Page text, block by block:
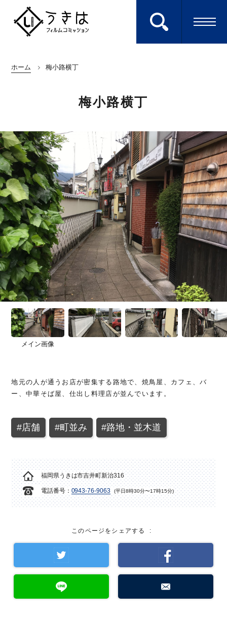
ロケ地を検索する
エキストラに参加
Extra
ホーム HOME
うきはFCとは ABOUT
エキストラ登録 EXTRA
エキストラ要請 REQUEST
お問い合わせ CONTACT
ホーム 梅小路横丁
梅小路横丁
メイン画像
地元の人が通うお店が密集する路地で、焼鳥屋、カフェ、バ
ー、中華そば屋、仕出し料理店が並んでいます。
#店舗 #町並み #路地・並木道
福岡県うきは市吉井町新治316
電話番号： 0943-76-9063 (平日8時30分〜17時15分)
このページをシェアする :
キーワードから探す
カテゴリから探す
建物 自然・地形 時間・季節 その他
#店舗
#神社・仏閣 #古墳 #駅
#森林 #公園・広場 #庭園
#行祭事 #歴史 #伝統 #朝
#石段